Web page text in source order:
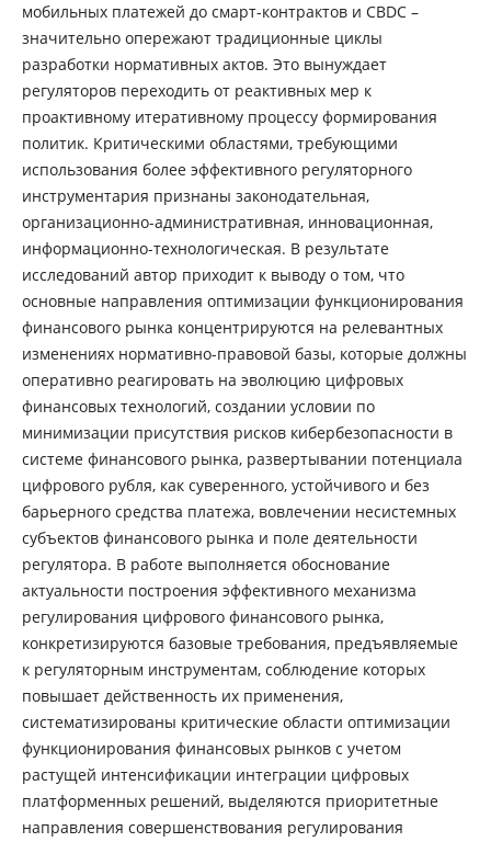
мобильных платежей до смарт-контрактов и CBDC –
значительно опережают традиционные циклы
разработки нормативных актов. Это вынуждает
регуляторов переходить от реактивных мер к
проактивному итеративному процессу формирования
политик. Критическими областями, требующими
использования более эффективного регуляторного
инструментария признаны законодательная,
организационно-административная, инновационная,
информационно-технологическая. В результате
исследований автор приходит к выводу о том, что
основные направления оптимизации функционирования
финансового рынка концентрируются на релевантных
изменениях нормативно-правовой базы, которые должны
оперативно реагировать на эволюцию цифровых
финансовых технологий, создании условии по
минимизации присутствия рисков кибербезопасности в
системе финансового рынка, развертывании потенциала
цифрового рубля, как суверенного, устойчивого и без
барьерного средства платежа, вовлечении несистемных
субъектов финансового рынка и поле деятельности
регулятора. В работе выполняется обоснование
актуальности построения эффективного механизма
регулирования цифрового финансового рынка,
конкретизируются базовые требования, предъявляемые
к регуляторным инструментам, соблюдение которых
повышает действенность их применения,
систематизированы критические области оптимизации
функционирования финансовых рынков с учетом
растущей интенсификации интеграции цифровых
платформенных решений, выделяются приоритетные
направления совершенствования регулирования